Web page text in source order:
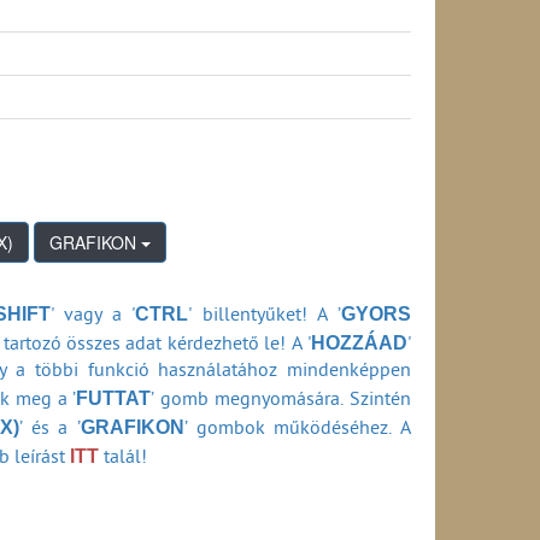
2013)
2013)
GRAFIKON
' vagy a 'CTRL' billentyűket! A ’GYORS
összes adat kérdezhető le! A 'HOZZÁAD'
a többi funkció használatához mindenképpen
meg a ’FUTTAT’ gomb megnyomására. Szintén
’ és a ’GRAFIKON’ gombok működéséhez. A
leírást ITT talál!